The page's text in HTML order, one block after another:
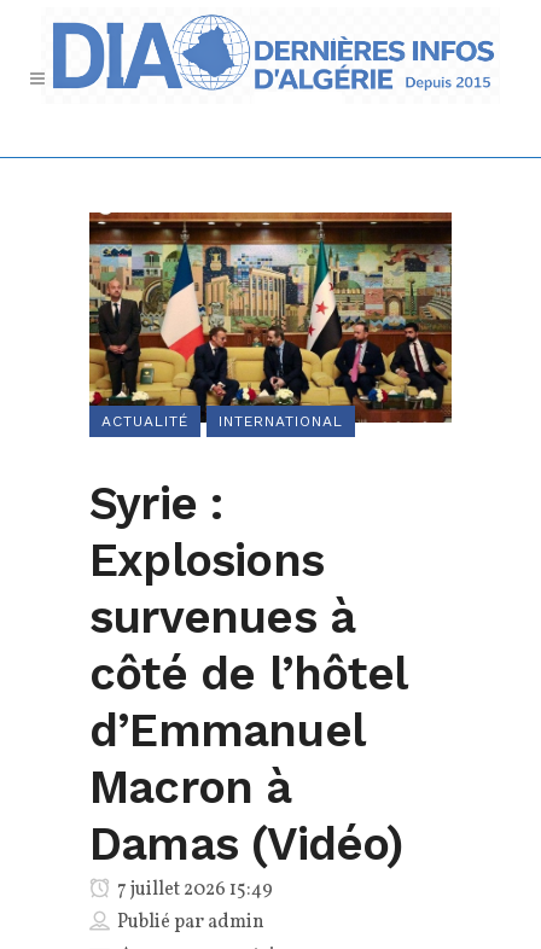
ACTUALITÉ INTERNATIONAL
Syrie :
Explosions
survenues à
côté de l’hôtel
d’Emmanuel
Macron à
Damas (Vidéo)
7 juillet 2026 15:49
Publié paradmin